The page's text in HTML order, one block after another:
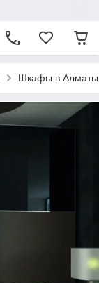
Шкафы в Алматы